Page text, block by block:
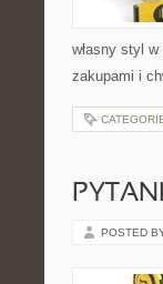
własny styl
zakupami i
POSTED